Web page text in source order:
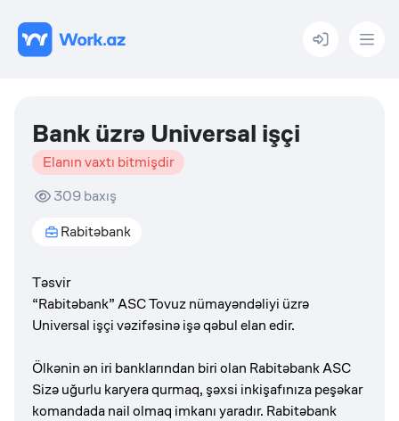
Menu
Bank üzrə Universal işçi
Elanın vaxtı bitmişdir
309baxış
Rabitəbank
Təsvir
“Rabitəbank” ASC Tovuz nümayəndəliyi üzrə
Universal işçi vəzifəsinə işə qəbul elan edir.
Ölkənin ən iri banklarından biri olan Rabitəbank ASC
Sizə uğurlu karyera qurmaq, şəxsi inkişafınıza peşəkar
komandada nail olmaq imkanı yaradır. Rabitəbank